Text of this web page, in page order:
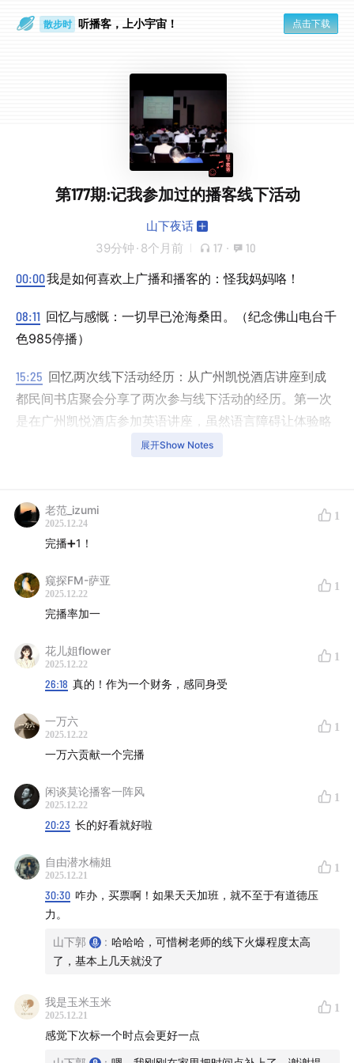
散步时 听播客，上小宇宙！ 点击下载
第177期:记我参加过的播客线下活动
山下夜话
39分钟 · 8个月前 17 · 10
00:00我是如何喜欢上广播和播客的：怪我妈妈咯！
08:11 回忆与感慨：一切早已沧海桑田。（纪念佛山电台千
色985停播）
15:25 回忆两次线下活动经历：从广州凯悦酒店讲座到成
都民间书店聚会分享了两次参与线下活动的经历。第一次
是在广州凯悦酒店参加英语讲座，虽然语言障碍让体验略
显艰难，但依然坚持听完，感受到现场氛围。第二次是在
嘉宾的松弛感和活动组织的细节表示赞赏。
2009年长江商学院在广州的讲座
展开Show Notes
老范_izumi
2025.12.24
1
完播➕1！
窥探FM-萨亚
2025.12.22
1
完播率加一
花儿姐flower
2025.12.22
1
26:18 真的！作为一个财务，感同身受
一万六
2025.12.22
1
一万六贡献一个完播
闲谈莫论播客一阵风
2025.12.22
1
20:23 长的好看就好啦
自由潜水楠姐
2025.12.21
1
30:30 咋办，买票啊！如果天天加班，就不至于有道德压
力。
山下郭 : 哈哈哈，可惜树老师的线下火爆程度太高
了，基本上几天就没了
我是玉米玉米
2025.12.21
1
感觉下次标一个时点会更好一点